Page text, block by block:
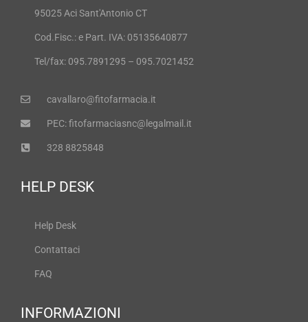
95025 Aci Sant'Antonio CT
Cod.Fisc.: e Part. IVA: 05135640877
Tel/fax: 095.7891295 – 095.7021452
cavallaro@fitofarmacia.it
PEC: fitofarmaciasnc@legalmail.it
328 8825848
HELP DESK
Help Desk
Contattaci
FAQ
INFORMAZIONI